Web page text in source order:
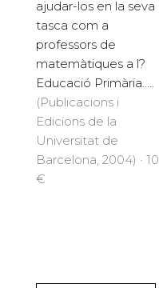
ajudar-los en la seva
tasca com a
professors de
matemàtiques a l?
Educació Primària.....
(Publicacions i
Edicions de la
Universitat de
Barcelona, 2004) · 10
€